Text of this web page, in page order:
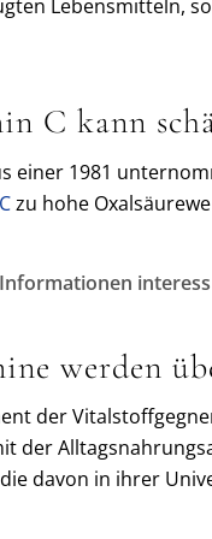
Lebensmitteln,
C kann
einer 1981
zu hohe
werden
der
der
davon in ihrer